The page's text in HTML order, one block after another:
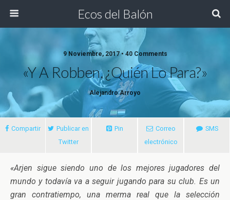
Ecos del Balón
9 Noviembre, 2017 • 40 Comments
«Y A Robben, ¿quién Lo Para?»
Alejandro Arroyo
Compartir
Publicar en
Twitter
Pin
Correo
electrónico
SMS
«Arjen sigue siendo uno de los mejores jugadores del
mundo y todavía va a seguir jugando para su club. Es un
gran contratiempo, una merma real que la selección